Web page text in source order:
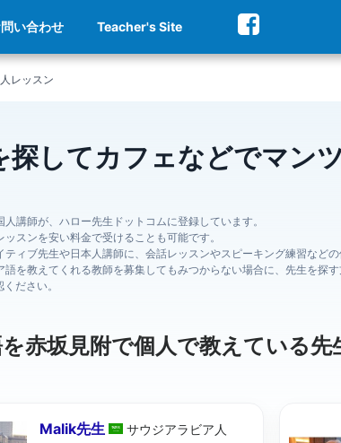
い合わせ Teacher's Site
レッスン
してカフェなどでマン
講師が、ハロー先生ドットコムに登録しています。
スンを安い料金で受けることも可能です。
ィブ先生や日本人講師に、会話レッスンやスピーキング練習など
を教えてくれる教師を募集してもみつからない場合に、先生を探
ださい。
赤坂見附で個人で教えている先
Malik先生 サウジアラビア 人